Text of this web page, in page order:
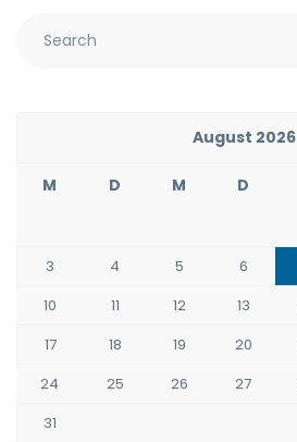
August 2026
M D M D
3
4 5 6
10
11 12 13
17
18 19 20
24
25 26 27
31